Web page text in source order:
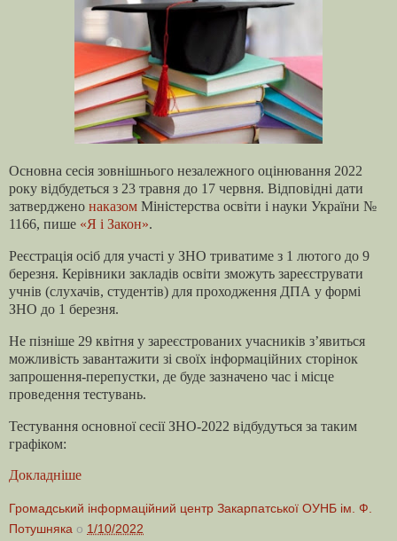
Основна сесія зовнішнього незалежного оцінювання 2022
року відбудеться з 23 травня до 17 червня. Відповідні дати
затверджено наказом Міністерства освіти і науки України №
1166, пише «Я і Закон».
Реєстрація осіб для участі у ЗНО триватиме з 1 лютого до 9
березня. Керівники закладів освіти зможуть зареєструвати
учнів (слухачів, студентів) для проходження ДПА у формі
ЗНО до 1 березня.
Не пізніше 29 квітня у зареєстрованих учасників з’явиться
можливість завантажити зі своїх інформаційних сторінок
запрошення-перепустки, де буде зазначено час і місце
проведення тестувань.
Тестування основної сесії ЗНО-2022 відбудуться за таким
графіком:
Докладніше
Громадський інформаційний центр Закарпатської ОУНБ ім. Ф.
Потушняка о 1/10/2022